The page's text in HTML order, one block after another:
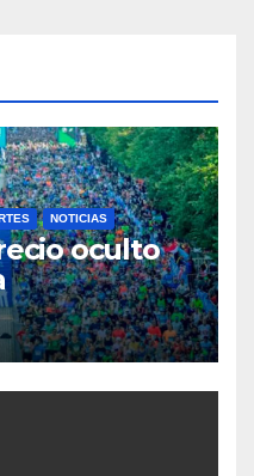
NOTICIAS
oculto